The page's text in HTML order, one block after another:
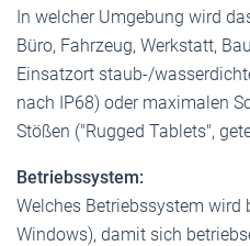
In welcher Umgebung wird
Büro, Fahrzeug, Werkstatt,
Einsatzort staub-/
nach IP68) oder maximalen
Stößen ("Rugged Tablets",
Betriebssystem:
Welches Betriebssystem wird
Windows), damit sich